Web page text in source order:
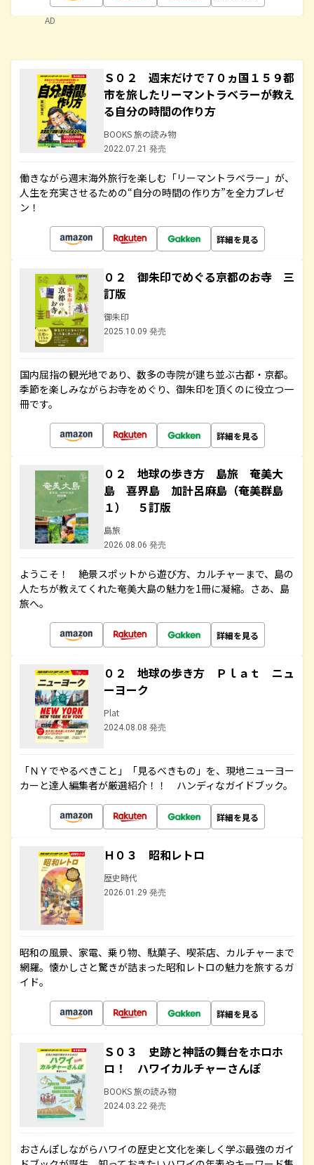
AD
Ｓ０２ 週末だけで７０ヵ国１５９都
市を旅したリーマントラベラーが教え
る自分の時間の作り方
BOOKS 旅の読み物
2022.07.21 発売
働きながら週末海外旅行を楽しむ「リーマントラベラー」が、
人生を充実させるための“自分の時間の作り方”を全力プレゼ
ン！
詳細を見る
０２ 御朱印でめぐる京都のお寺 三
訂版
御朱印
2025.10.09 発売
国内屈指の観光地であり、数多の寺院が建ち並ぶ古都・京都。
季節を楽しみながらお寺をめぐり、御朱印を頂くのに役立つ一
冊です。
詳細を見る
０２ 地球の歩き方 島旅 奄美大
島 喜界島 加計呂麻島（奄美群島
１） ５訂版
島旅
2026.08.06 発売
ようこそ！ 絶景スポットから遊び方、カルチャーまで、島の
人たちが教えてくれた奄美大島の魅力を1冊に凝縮。さあ、島
旅へ。
詳細を見る
０２ 地球の歩き方 Ｐｌａｔ ニュ
ーヨーク
Plat
2024.08.08 発売
「ＮＹでやるべきこと」「見るべきもの」を、現地ニューヨー
カーと達人編集者が厳選紹介！！ ハンディなガイドブック。
詳細を見る
Ｈ０３ 昭和レトロ
歴史時代
2026.01.29 発売
昭和の風景、家電、乗り物、駄菓子、喫茶店、カルチャーまで
網羅。懐かしさと驚きが詰まった昭和レトロの魅力を旅するガ
イド。
詳細を見る
Ｓ０３ 史跡と神話の舞台をホロホ
ロ！ ハワイカルチャーさんぽ
BOOKS 旅の読み物
2024.03.22 発売
おさんぽしながらハワイの歴史と文化を楽しく学ぶ最強のガイ